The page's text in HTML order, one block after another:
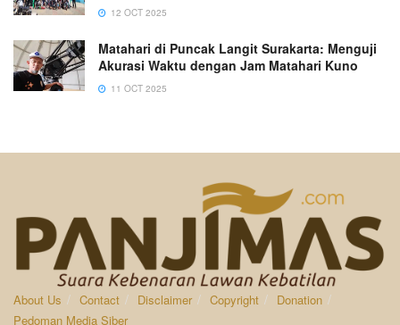
12 OCT 2025
Matahari di Puncak Langit Surakarta: Menguji
Akurasi Waktu dengan Jam Matahari Kuno
11 OCT 2025
About Us Contact Disclaimer Copyright
Donation
Pedoman Media Siber